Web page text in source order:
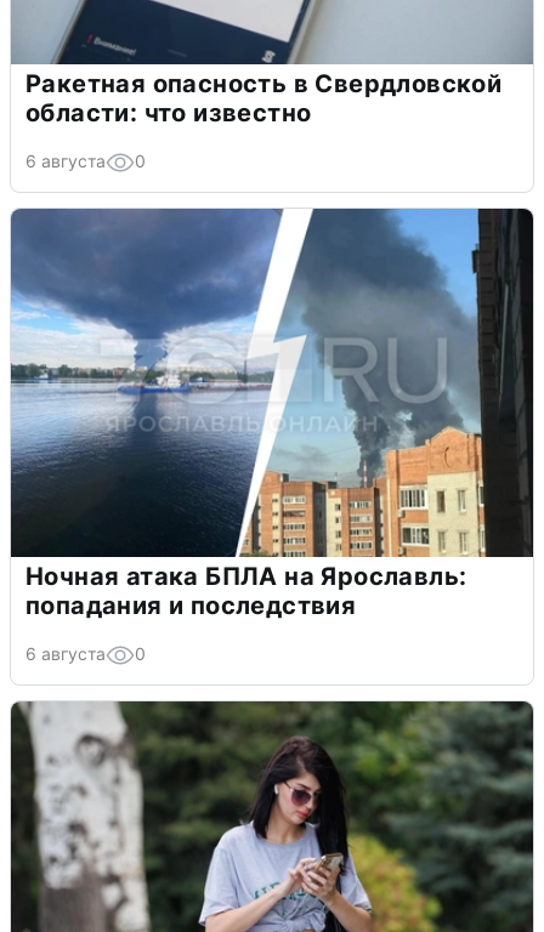
Ракетная опасность в Свердловской
области: что известно
6 августа 0
Ночная атака БПЛА на Ярославль:
попадания и последствия
6 августа 0